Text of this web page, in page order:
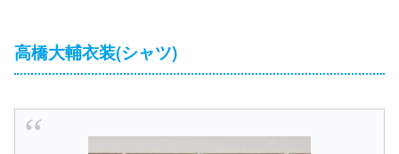
高橋大輔衣装(シャツ)